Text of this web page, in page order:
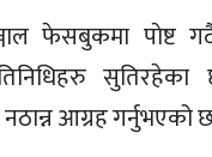
फेसबुकमा पाेष्ट
सुतिरहेका
आग्रह गर्नुभएको